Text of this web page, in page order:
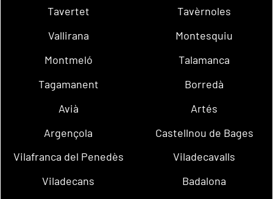
Tavertet
Tavèrnoles
Vallirana
Montesquiu
Montmeló
Talamanca
Tagamanent
Borredà
Avià
Artés
Argençola
Castellnou de Bages
Vilafranca del Penedès
Viladecavalls
Viladecans
Badalona